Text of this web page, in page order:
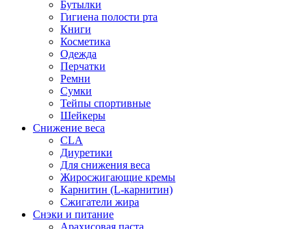
Бутылки
Гигиена полости рта
Книги
Косметика
Одежда
Перчатки
Ремни
Сумки
Тейпы спортивные
Шейкеры
Снижение веса
CLA
Диуретики
Для снижения веса
Жиросжигающие кремы
Карнитин (L-карнитин)
Сжигатели жира
Снэки и питание
Арахисовая паста